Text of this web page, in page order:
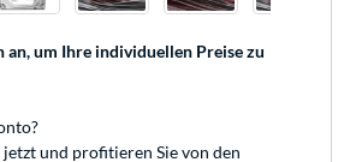
an, um Ihre individuellen Preise zu
jetzt und profitieren Sie von den